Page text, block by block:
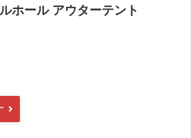
ホール アウターテント